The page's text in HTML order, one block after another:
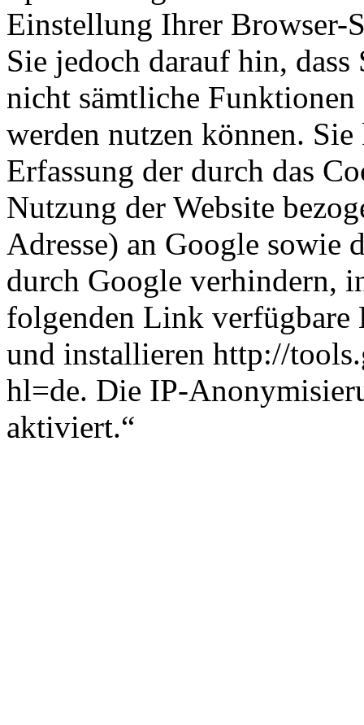
Einstellung Ihrer Browser-
Sie jedoch darauf hin,
nicht sämtliche
werden nutzen können.
Erfassung der durch das
Nutzung der Website
Adresse) an Google sowie
durch Google verhindern,
folgenden Link verfügbare
und installieren http://
hl=de. Die IP-
aktiviert.“